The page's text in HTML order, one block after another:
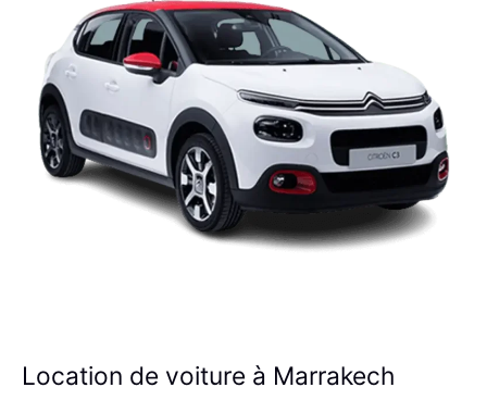
Location de voiture à Marrakech